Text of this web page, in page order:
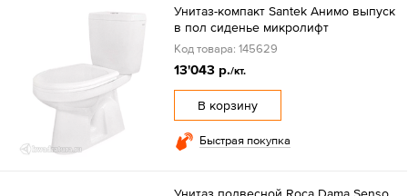
Унитаз-компакт Santek Анимо выпуск
в пол сиденье микролифт
Код товара: 145629
13'043 р./кт.
В корзину
Быстрая покупка